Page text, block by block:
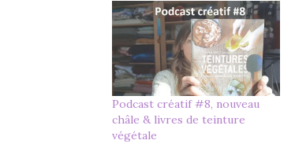
Podcast créatif #8, nouveau
châle & livres de teinture
végétale